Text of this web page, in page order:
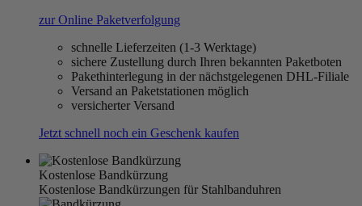
zur Online Paketverfolgung
schnelle Lieferzeiten (1-3 Werktage)
sichere Zustellung durch Ihren bekannten Paketboten
Pakethinterlegung in der nächstgelegenen DHL-Filiale
Versand an Paketstationen möglich
versicherter Versand
Jetzt schnell noch ein Geschenk kaufen
Kostenlose Bandkürzung
Kostenlose Bandkürzungen für Stahlbanduhren